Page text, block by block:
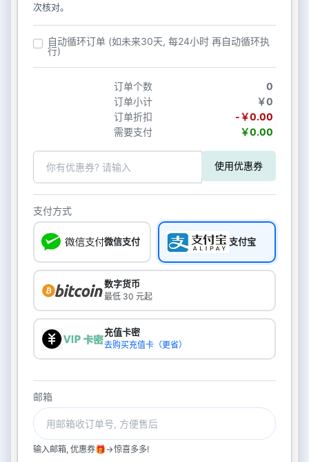
次核对。
自动循环订单 (如未来30天, 每24小时 再自动循环执
行)
订单个数
0
订单小计
￥0
订单折扣
-￥0.00
需要支付
￥0.00
使用优惠券
支付方式
微信支付 支付宝
数字货币
最低 30 元起
充值卡密
去购买充值卡（更省）
邮箱
输入邮箱, 优惠券🎁->惊喜多多!